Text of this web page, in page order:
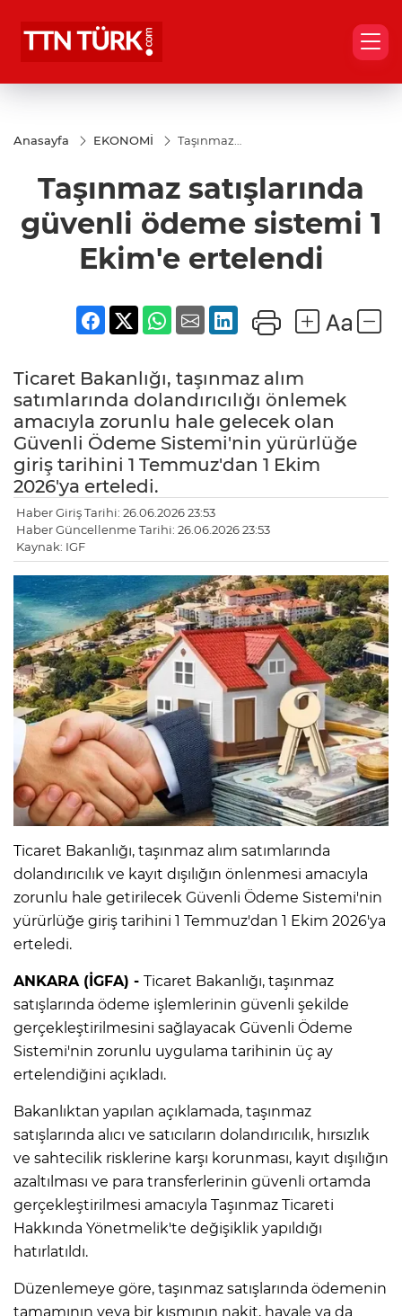
Anasayfa EKONOMİ
Taşınmaz
ödeme
sistemi 1
ertelendi
Taşınmaz satışlarında
güvenli ödeme sistemi 1
Ekim'e ertelendi
Ticaret Bakanlığı, taşınmaz alım
satımlarında dolandırıcılığı önlemek
amacıyla zorunlu hale gelecek olan
Güvenli Ödeme Sistemi'nin yürürlüğe
giriş tarihini 1 Temmuz'dan 1 Ekim
2026'ya erteledi.
Haber Giriş Tarihi: 26.06.2026 23:53
Haber Güncellenme Tarihi: 26.06.2026 23:53
Kaynak: IGF
Ticaret Bakanlığı, taşınmaz alım satımlarında
dolandırıcılık ve kayıt dışılığın önlenmesi amacıyla
zorunlu hale getirilecek Güvenli Ödeme Sistemi'nin
yürürlüğe giriş tarihini 1 Temmuz'dan 1 Ekim 2026'ya
erteledi.
ANKARA (İGFA) - Ticaret Bakanlığı, taşınmaz
satışlarında ödeme işlemlerinin güvenli şekilde
gerçekleştirilmesini sağlayacak Güvenli Ödeme
Sistemi'nin zorunlu uygulama tarihinin üç ay
ertelendiğini açıkladı.
Bakanlıktan yapılan açıklamada, taşınmaz
satışlarında alıcı ve satıcıların dolandırıcılık, hırsızlık
ve sahtecilik risklerine karşı korunması, kayıt dışılığın
azaltılması ve para transferlerinin güvenli ortamda
gerçekleştirilmesi amacıyla Taşınmaz Ticareti
Hakkında Yönetmelik'te değişiklik yapıldığı
hatırlatıldı.
Düzenlemeye göre, taşınmaz satışlarında ödemenin
tamamının veya bir kısmının nakit, havale ya da